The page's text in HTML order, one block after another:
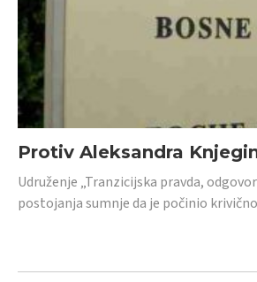
Protiv Aleksandra
Udruženje „Tranzicijska pravda,
postojanja sumnje da je počinio